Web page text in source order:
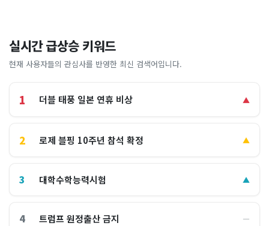
실시간 급상승 키워드
현재 사용자들의 관심사를 반영한 최신 검색어입니다.
1 더블 태풍 일본 연휴 비상 ▲
2 로제 블핑 10주년 참석 확정 ▲
3 대학수학능력시험 ▲
4 트럼프 원정출산 금지 ―